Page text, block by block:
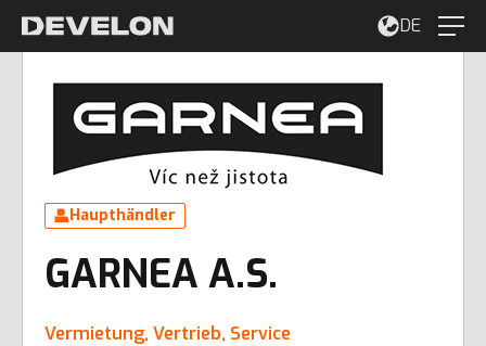
DE
Haupthändler
GARNEA A.S.
Vermietung, Vertrieb, Service